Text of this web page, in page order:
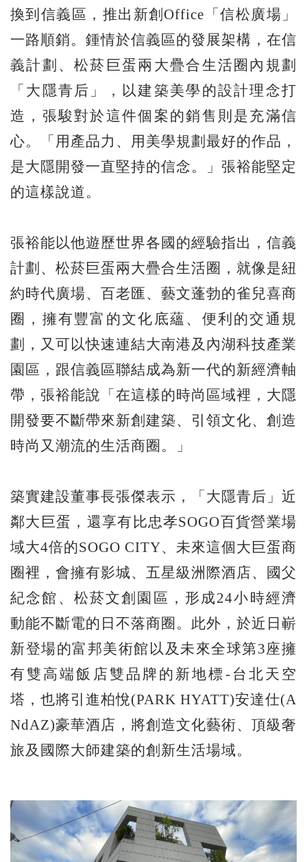
換到信義區，推出新創Office「信松廣場」
一路順銷。鍾情於信義區的發展架構，在信
義計劃、松菸巨蛋兩大疊合生活圈內規劃
「大隱青后」，以建築美學的設計理念打
造，張駿對於這件個案的銷售則是充滿信
心。「用產品力、用美學規劃最好的作品，
是大隱開發一直堅持的信念。」張裕能堅定
的這樣說道。
張裕能以他遊歷世界各國的經驗指出，信義
計劃、松菸巨蛋兩大疊合生活圈，就像是紐
約時代廣場、百老匯、藝文蓬勃的雀兒喜商
圈，擁有豐富的文化底蘊、便利的交通規
劃，又可以快速連結大南港及內湖科技產業
園區，跟信義區聯結成為新一代的新經濟軸
帶，張裕能說「在這樣的時尚區域裡，大隱
開發要不斷帶來新創建築、引領文化、創造
時尚又潮流的生活商圈。」
築實建設董事長張傑表示，「大隱青后」近
鄰大巨蛋，還享有比忠孝SOGO百貨營業場
域大4倍的SOGO CITY、未來這個大巨蛋商
圈裡，會擁有影城、五星級洲際酒店、國父
紀念館、松菸文創園區，形成24小時經濟
動能不斷電的日不落商圈。此外，於近日嶄
新登場的富邦美術館以及未來全球第3座擁
有雙高端飯店雙品牌的新地標-台北天空
塔，也將引進柏悅(PARK HYATT)安達仕(A
NdAZ)豪華酒店，將創造文化藝術、頂級奢
旅及國際大師建築的創新生活場域。